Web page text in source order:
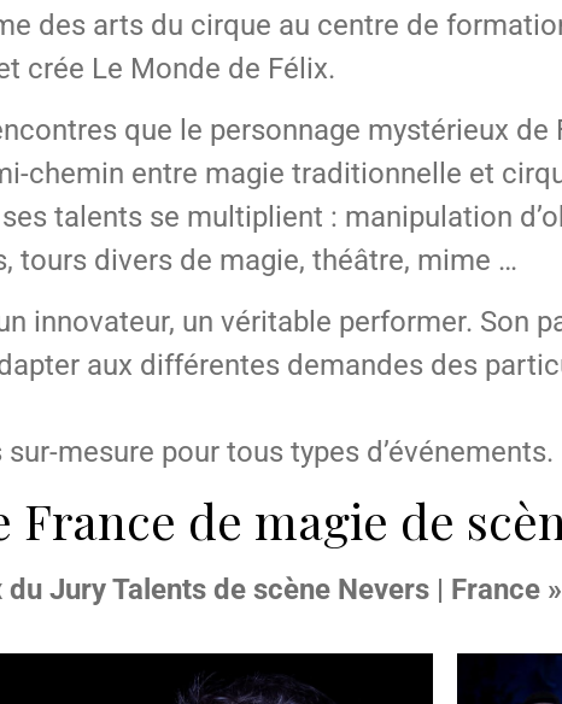
des arts du cirque au centre de
crée Le Monde de Félix.
que le personnage mystérieux
chemin entre magie traditionnelle et
talents se multiplient : manipulation
tours divers de magie, théâtre, mime …
innovateur, un véritable performer. Son
aux différentes demandes des
mesure pour tous types d’événements.
France de magie de
Jury Talents de scène Nevers | France »